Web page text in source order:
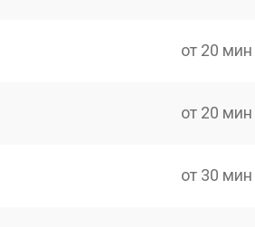
от 20 мин
от 20 мин
от 30 мин